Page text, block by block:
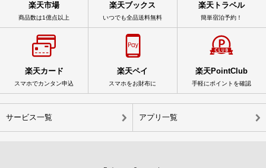
楽天市場
商品数は1億点以上
楽天ブックス
いつでも全品送料無料
楽天トラベル
簡単宿泊予約！
楽天カード
スマホでカンタン申込
楽天ペイ
スマホをお財布に
楽天PointClub
手軽にポイントを確認
サービス一覧 アプリ一覧